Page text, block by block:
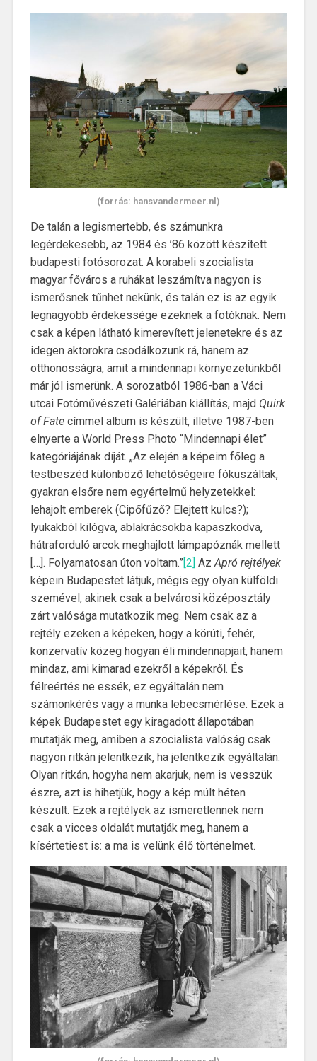
(forrás: hansvandermeer.nl)
De talán a legismertebb, és számunkra
legérdekesebb, az 1984 és ’86 között készített
budapesti fotósorozat. A korabeli szocialista
magyar főváros a ruhákat leszámítva nagyon is
ismerősnek tűnhet nekünk, és talán ez is az egyik
legnagyobb érdekessége ezeknek a fotóknak. Nem
csak a képen látható kimerevített jelenetekre és az
idegen aktorokra csodálkozunk rá, hanem az
otthonosságra, amit a mindennapi környezetünkből
már jól ismerünk. A sorozatból 1986-ban a Váci
utcai Fotóművészeti Galériában kiállítás, majd Quirk
of Fatecímmel album is készült, illetve 1987-ben
elnyerte a World Press Photo “Mindennapi élet”
kategóriájának díját. „Az elején a képeim főleg a
testbeszéd különböző lehetőségeire fókuszáltak,
gyakran elsőre nem egyértelmű helyzetekkel:
lehajolt emberek (Cipőfűző? Elejtett kulcs?);
lyukakból kilógva, ablakrácsokba kapaszkodva,
hátraforduló arcok meghajlott lámpapóznák mellett
[…]. Folyamatosan úton voltam.”[2] Az Apró rejtélyek
képein Budapestet látjuk, mégis egy olyan külföldi
szemével, akinek csak a belvárosi középosztály
zárt valósága mutatkozik meg. Nem csak az a
rejtély ezeken a képeken, hogy a körúti, fehér,
konzervatív közeg hogyan éli mindennapjait, hanem
mindaz, ami kimarad ezekről a képekről. És
félreértés ne essék, ez egyáltalán nem
számonkérés vagy a munka lebecsmérlése. Ezek a
képek Budapestet egy kiragadott állapotában
mutatják meg, amiben a szocialista valóság csak
nagyon ritkán jelentkezik, ha jelentkezik egyáltalán.
Olyan ritkán, hogyha nem akarjuk, nem is vesszük
észre, azt is hihetjük, hogy a kép múlt héten
készült. Ezek a rejtélyek az ismeretlennek nem
csak a vicces oldalát mutatják meg, hanem a
kísértetiest is: a ma is velünk élő történelmet.